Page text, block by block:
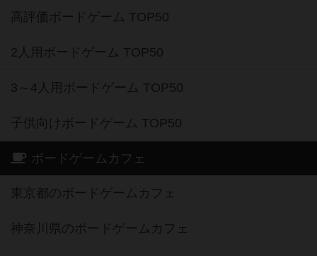
高評価ボードゲーム TOP50
2人用ボードゲーム TOP50
3～4人用ボードゲーム TOP50
子供向けボードゲーム TOP50
ボードゲームカフェ
東京都のボードゲームカフェ
神奈川県のボードゲームカフェ